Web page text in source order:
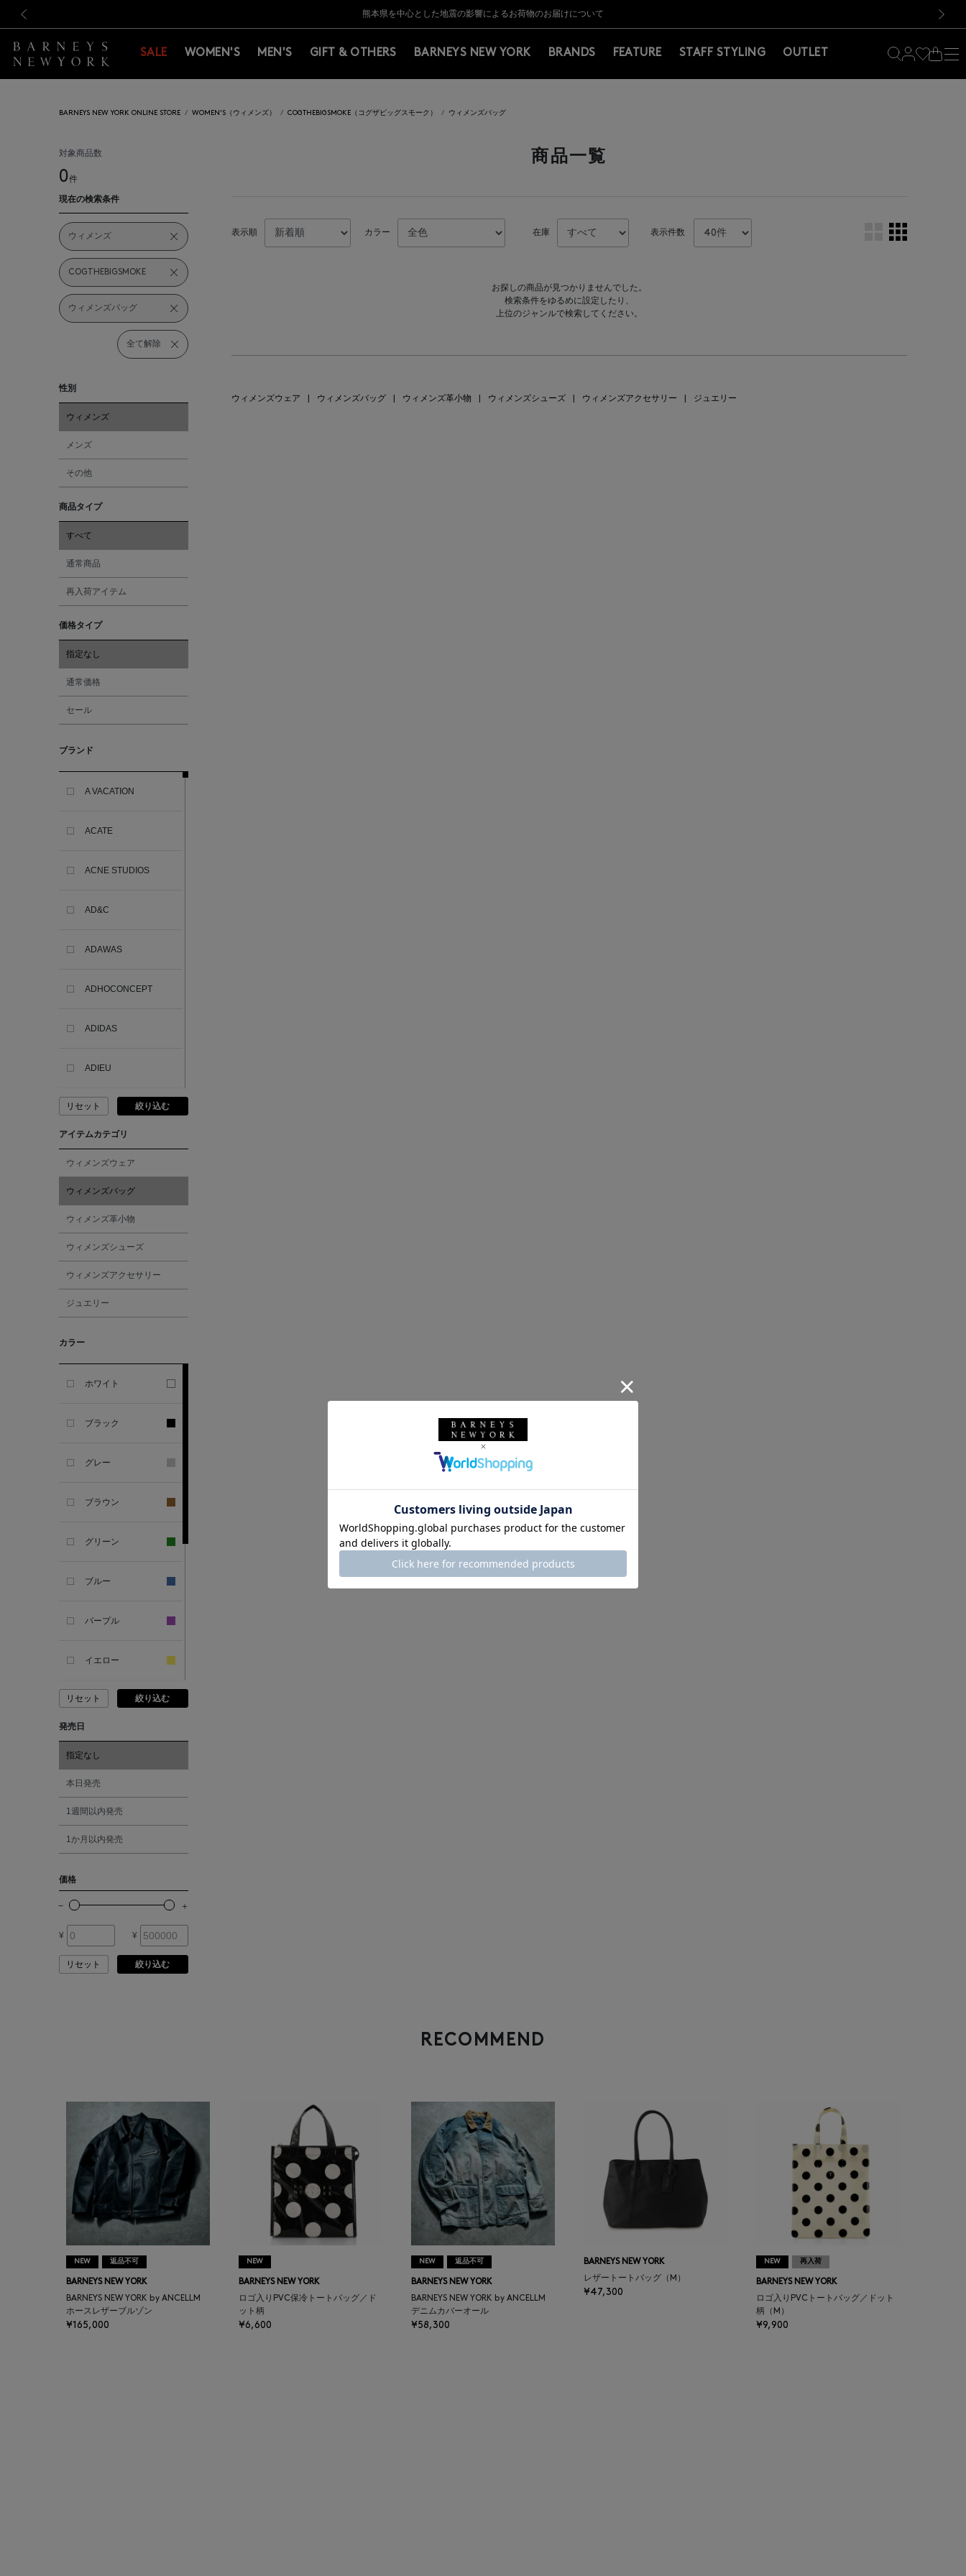
新規登録のお客様も対象！＜MY BARNEYS＞会員のお客様は11,000円（税込）以上のお買上げで常時送料無料！お買い物の際は会員登録を！
【夏季休業に伴う返品・交換承り一時停止のお知らせ】（2026.8.5）
熊本県を中心とした地震の影響によるお荷物のお届けについて
【開催中】SUMMER SALEのご案内・ご注意事項
新規登録のお客様も対象！＜MY BARNEYS＞会員のお客様は11,000円（税込）以上のお買上げで常時送料無料！お買い物の際は会員登録を！
【夏季休業に伴う返品・交換承り一時停止のお知らせ】（2026.8.5）
SALE WOMEN'S MEN'S GIFT & OTHERS BARNEYS NEW YORK BRANDS FEATURE STAFF STYLING OUTLET
BARNEYS NEW YORK ONLINE STORE WOMEN'S（ウィメンズ） COGTHEBIGSMOKE（コグザビッグスモーク） ウィメンズバッグ
対象商品数
0件
現在の検索条件
ウィメンズ
COGTHEBIGSMOKE
ウィメンズバッグ
全て解除
性別
ウィメンズ
メンズ
その他
商品タイプ
すべて
通常商品
再入荷アイテム
価格タイプ
指定なし
通常価格
セール
ブランド
A VACATION
ACATE
ACNE STUDIOS
AD&C
ADAWAS
ADHOCONCEPT
ADIDAS
ADIEU
ADLIN HUE
ADVISORY BOARD
CRYSTALS
AKIKO OGAWA.
ALBERT THURSTON
SANDAL
ANDERSONS
ANTIPAST
ANYA HINDMARCH
ARCS LONDON
ASAUCE MELER
ATHLETICS FTWR
ATTO VANNUCCI
FIRENZE
AURALEE
AUTRY
BAGUTTA
リセット 絞り込む
アイテムカテゴリ
ウィメンズウェア
ウィメンズバッグ
ウィメンズ革小物
ウィメンズシューズ
ウィメンズアクセサリー
ジュエリー
カラー
ホワイト
ブラック
グレー
ブラウン
グリーン
ブルー
パープル
イエロー
ピンク
レッド
オレンジ
シルバー
リセット 絞り込む
発売日
指定なし
本日発売
1週間以内発売
1か月以内発売
価格
¥ ¥
リセット 絞り込む
商品一覧
表示順 カラー 在庫 表示件数
お探しの商品が見つかりませんでした。
検索条件をゆるめに設定したり、
上位のジャンルで検索してください。
ウィメンズウェア ウィメンズバッグ ウィメンズ革小物 ウィメンズシューズ ウィメンズアクセサリー ジュエリー
RECOMMEND
NEW 返品不可
BARNEYS NEW YORK
BARNEYS NEW YORK by ANCELLM
ホースレザーブルゾン
¥165,000
NEW
BARNEYS NEW YORK
ロゴ入りPVC保冷トートバッグ／ド
ット柄
¥6,600
NEW 返品不可
BARNEYS NEW YORK
BARNEYS NEW YORK by ANCELLM
デニムカバーオール
¥58,300
BARNEYS NEW YORK
レザートートバッグ（M）
¥47,300
NEW 再入荷
BARNEYS NEW YORK
ロゴ入りPVCトートバッグ／ドット
柄（M）
¥9,900